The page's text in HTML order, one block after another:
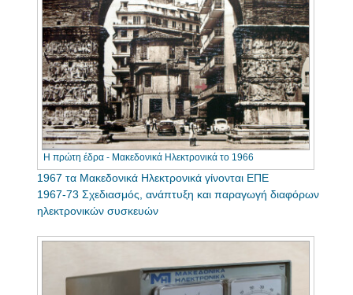
Η πρώτη έδρα - Μακεδονικά Ηλεκτρονικά το 1966
1967 τα Μακεδονικά Ηλεκτρονικά γίνονται ΕΠΕ
1967-73 Σχεδιασμός, ανάπτυξη και παραγωγή διαφόρων
ηλεκτρονικών συσκευών